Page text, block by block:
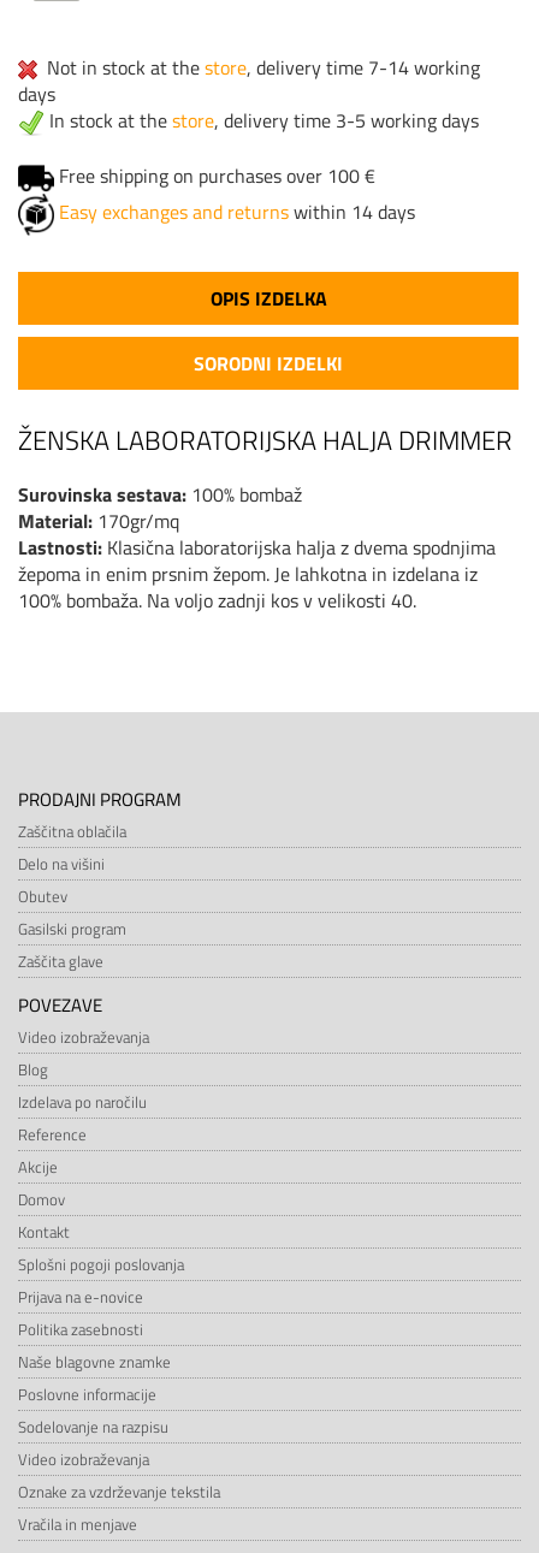
Not in stock at thestore, delivery time 7-14 working
days
In stock at thestore, delivery time 3-5 working days
Free shipping on purchases over 100 €
Easy exchanges and returnswithin 14 days
OPIS IZDELKA
SORODNI IZDELKI
ŽENSKA LABORATORIJSKA HALJA DRIMMER
Surovinska sestava: 100% bombaž
Material: 170gr/mq
Lastnosti: Klasična laboratorijska halja z dvema spodnjima
žepoma in enim prsnim žepom. Je lahkotna in izdelana iz
100% bombaža. Na voljo zadnji kos v velikosti 40.
PRODAJNI PROGRAM
Zaščitna oblačila
Delo na višini
Obutev
Gasilski program
Zaščita glave
POVEZAVE
Video izobraževanja
Blog
Izdelava po naročilu
Reference
Akcije
Domov
Kontakt
Splošni pogoji poslovanja
Prijava na e-novice
Politika zasebnosti
Naše blagovne znamke
Poslovne informacije
Sodelovanje na razpisu
Video izobraževanja
Oznake za vzdrževanje tekstila
Vračila in menjave